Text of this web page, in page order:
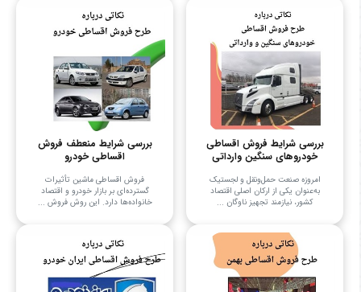
بررسی شرایط فروش اقساطی
خودروهای سنگین وارداتی
امروزه صنعت حمل‌ونقل و لجستیک
به‌عنوان یکی از ارکان اصلی اقتصاد
کشور، نیازمند تجهیز ناوگان ...
بررسی شرایط منعطف فروش
اقساطی خودرو
فروش اقساطی ماشین تأثیرات
گسترده‌ای بر بازار خودرو و اقتصاد
خانواده‌ها دارد. این روش فروش ...